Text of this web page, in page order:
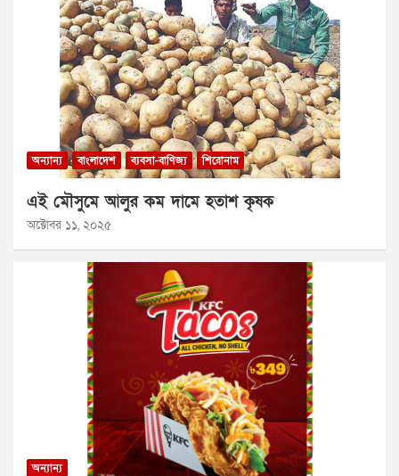
অন্যান্য বাংলাদেশ ব্যবসা-বাণিজ্য শিরোনাম
এই মৌসুমে আলুর কম দামে হতাশ কৃষক
অক্টোবর ১১, ২০২৫
অন্যান্য